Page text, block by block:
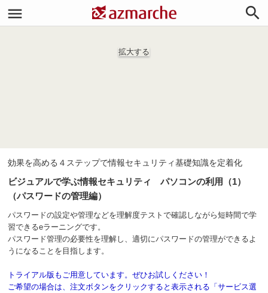


拡大する
効果を高める４ステップで情報セキュリティ基礎知識を定着化
ビジュアルで学ぶ情報セキュリティ パソコンの利用（1）
（パスワードの管理編）
パスワードの設定や管理などを理解度テストで確認しながら短時間で学
習できるeラーニングです。
パスワード管理の必要性を理解し、適切にパスワードの管理ができるよ
うになることを目指します。
トライアル版もご用意しています。ぜひお試しください！
ご希望の場合は、注文ボタンをクリックすると表示される「サービス選